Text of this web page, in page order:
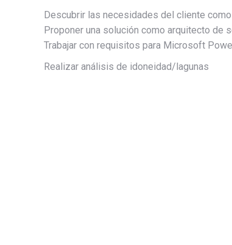
Descubrir las necesidades del cliente
Proponer una solución como arquitecto
Trabajar con requisitos para Microsoft
Realizar análisis de idoneidad/lagunas